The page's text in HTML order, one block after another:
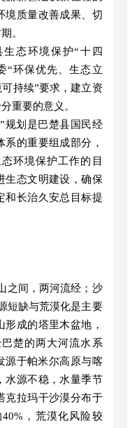
境质量改善成果、切
。
生态环境保护“十四
“环保优先、生态立
可持续”要求，建立资
重要的意义。
”规划是巴楚县 国民经
的重要组成部分，
环境保护工作的目
生态文明建设，确保
和长治久安总 目标提
之间，两河流经；沙
短缺与荒漠化是主要
成的塔里木盆地，
楚的两大河流水系
于帕米尔高原与喀
水源不稳，水量季节
克拉玛干沙漠分布于
，荒漠化风险较